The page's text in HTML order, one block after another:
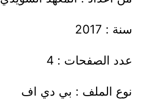
سنة : 2017
عدد الصفحات : 4
نوع الملف : بي دي اف